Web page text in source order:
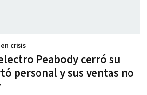
Peabody cerró su
personal y sus ventas no
crisis